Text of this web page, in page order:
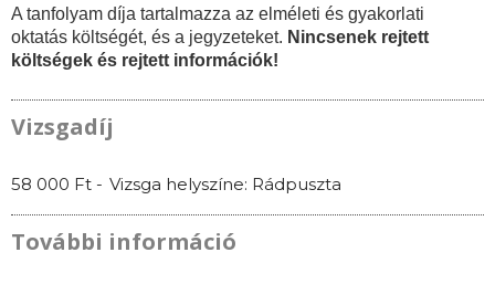
A tanfolyam díja tartalmazza az elméleti és gyakorlati
oktatás költségét, és a jegyzeteket. Nincsenek rejtett
költségek és rejtett információk!
Vizsgadíj
58 000 Ft - Vizsga helyszíne: Rádpuszta
További információ